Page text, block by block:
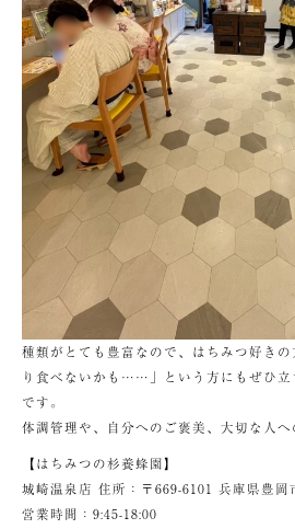
種類がとても豊富なので、はちみつ好き
り食べないかも……」という方にもぜひ立
です。
体調管理や、自分へのご褒美、大切な人へ
【はちみつの杉養蜂園】
城崎温泉店 住所：〒669-6101 兵庫県豊岡
営業時間：9:45-18:00